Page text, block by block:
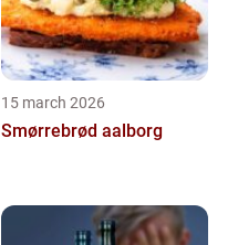
15 march 2026
Smørrebrød aalborg